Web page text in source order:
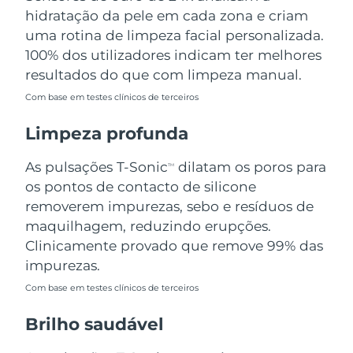
hidratação da pele em cada zona e criam
uma rotina de limpeza facial personalizada.
100% dos utilizadores indicam ter melhores
resultados do que com limpeza manual.
Com base em testes clínicos de terceiros
Limpeza profunda
As pulsações T-SonicTM
dilatam os poros para
os pontos de contacto de silicone
removerem impurezas, sebo e resíduos de
maquilhagem, reduzindo erupções.
Clinicamente provado que remove 99% das
impurezas.
Com base em testes clínicos de terceiros
Brilho saudável
Omã Entrega prevista11.08.26
Filipinas Entrega prevista
Entrega prevista
Portugal
Porto Rico
Catar
Reunião Entrega prevista
Romênia